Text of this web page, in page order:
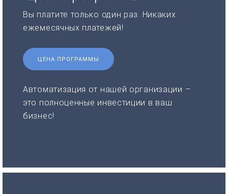
Вы платите только один раз. Никаких
ежемесячных платежей!
ЦЕНА ПРОГРАММЫ
Автоматизация от нашей организации –
это полноценные инвестиции в ваш
бизнес!